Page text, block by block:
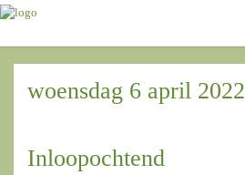
woensdag 6 april 2022
Inloopochtend